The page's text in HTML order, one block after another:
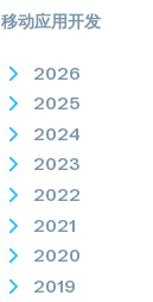
移动应用开发
2026
2025
2024
2023
2022
2021
2020
2019